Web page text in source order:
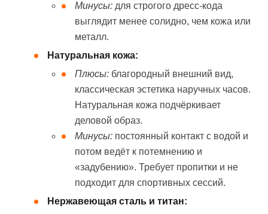
Минусы: для строгого дресс-кода
выглядит менее солидно, чем кожа или
металл.
Натуральная кожа:
Плюсы: благородный внешний вид,
классическая эстетика наручных часов.
Натуральная кожа подчёркивает
деловой образ.
Минусы: постоянный контакт с водой и
потом ведёт к потемнению и
«задубению». Требует пропитки и не
подходит для спортивных сессий.
Нержавеющая сталь и титан: